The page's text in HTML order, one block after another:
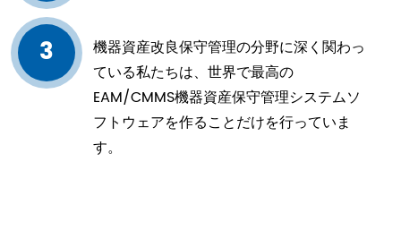
3
機器資産改良保守管理の分野に深く関わっ
ている私たちは、世界で最高の
EAM/CMMS機器資産保守管理システムソ
フトウェアを作ることだけを行っていま
す。